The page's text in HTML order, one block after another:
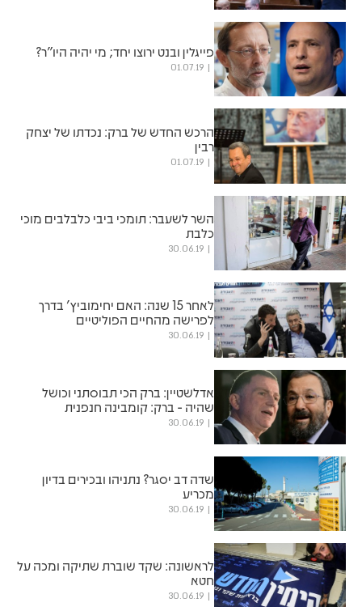
פייגלין ובנט ירוצו יחד; מי יהיה היו"ר?
01.07.19
הרכש החדש של ברק: נכדתו של יצחק
רבין
01.07.19
השר לשעבר: תומכי ביבי כלבלבים מוכי
כלבת
30.06.19
לאחר 15 שנה: האם יחימוביץ' בדרך
לפרישה מהחיים הפוליטיים
30.06.19
אדלשטיין: ברק הכי תבוסתני וכושל
שהיה - ברק: קומבינה חנפנית
30.06.19
שדה דב יסגר? נתניהו ובכירים בדיון
מכריע
30.06.19
לראשונה: שקד שוברת שתיקה ומכה על
חטא
30.06.19